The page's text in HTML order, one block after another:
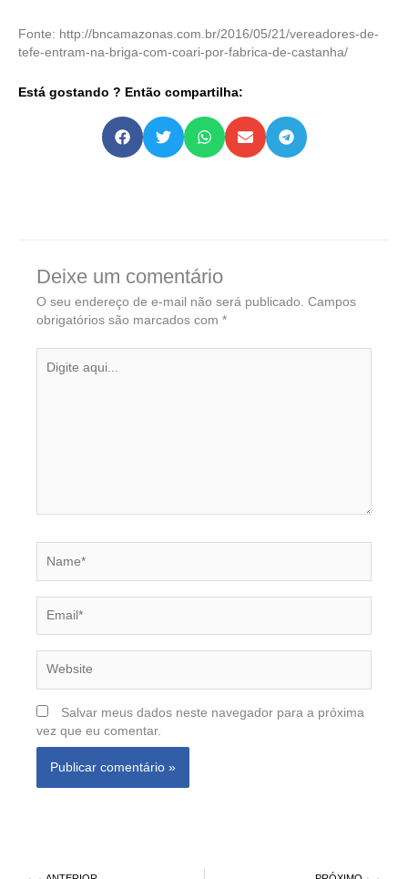
Fonte: http://bncamazonas.com.br/2016/05/21/vereadores-de-
tefe-entram-na-briga-com-coari-por-fabrica-de-castanha/
Está gostando ? Então compartilha:
Deixe um comentário
O seu endereço de e-mail não será publicado. Campos
obrigatórios são marcados com *
aqui...
Salvar meus dados neste navegador para a próxima
vez que eu comentar.